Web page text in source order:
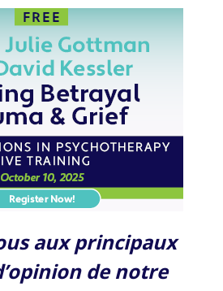
GRATUITE! | John et
aux principaux
de notre